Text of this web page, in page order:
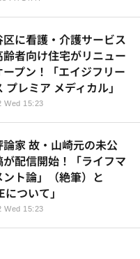
に看護・介護サービス
者向け住宅がリニュー
ープン！「エイジフリー
プレミア メディカル」
Wed 15:23
家 故・山崎元の未公
が配信開始！「ライフマ
ント論」（絶筆）と
について」
Wed 15:23